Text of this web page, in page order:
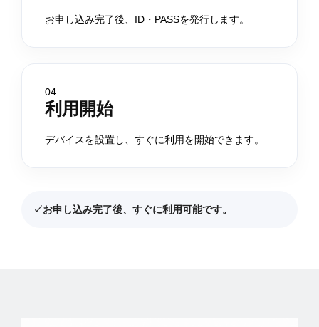
お申し込み完了後、ID・PASSを発行します。
04
利用開始
デバイスを設置し、すぐに利用を開始できます。
✓お申し込み完了後、すぐに利用可能です。